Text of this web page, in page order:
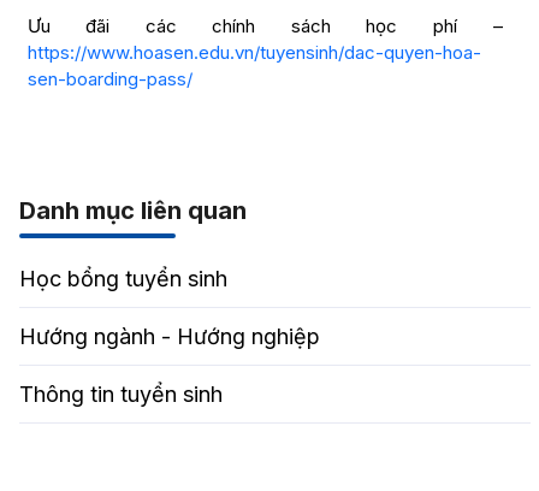
Ưu đãi các chính sách học phí –
https://www.hoasen.edu.vn/tuyensinh/dac-quyen-hoa-
sen-boarding-pass/
Danh mục liên quan
Học bổng tuyển sinh
Hướng ngành - Hướng nghiệp
Thông tin tuyển sinh